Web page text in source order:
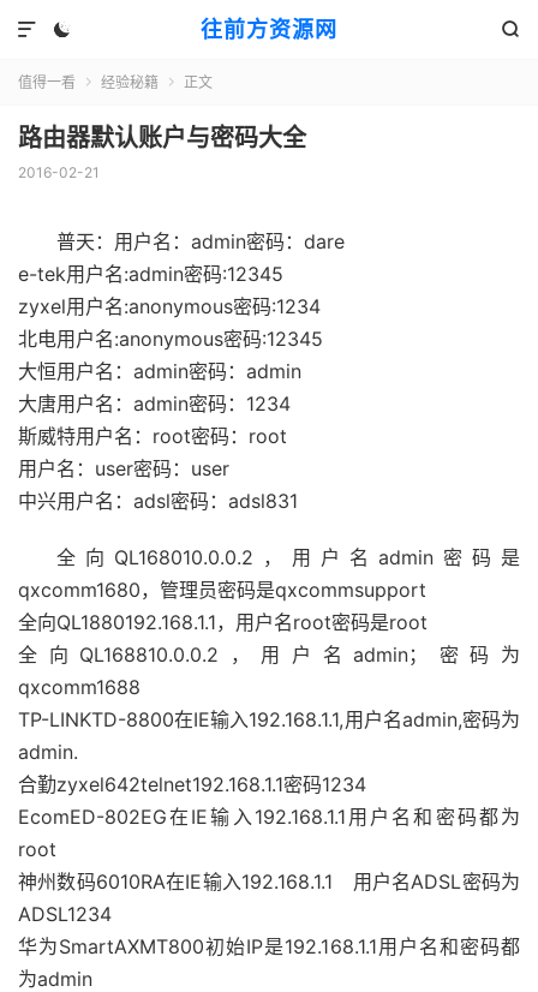
往前方资源网
 

值得一看  经验秘籍  正文
路由器默认账户与密码大全
2016-02-21
普天：用户名：admin密码：dare
e-tek用户名:admin密码:12345
zyxel用户名:anonymous密码:1234
北电用户名:anonymous密码:12345
大恒用户名：admin密码：admin
大唐用户名：admin密码：1234
斯威特用户名：root密码：root
用户名：user密码：user
中兴用户名：adsl密码：adsl831
全向QL168010.0.0.2，用户名admin密码是
qxcomm1680，管理员密码是qxcommsupport
全向QL1880192.168.1.1，用户名root密码是root
全向QL168810.0.0.2，用户名admin；密码为
qxcomm1688
TP-LINKTD-8800在IE输入192.168.1.1,用户名admin,密码为
admin.
合勤zyxel642telnet192.168.1.1密码1234
EcomED-802EG在IE输入192.168.1.1用户名和密码都为
root
神州数码6010RA在IE输入192.168.1.1 用户名ADSL密码为
ADSL1234
华为SmartAXMT800初始IP是192.168.1.1用户名和密码都
为admin